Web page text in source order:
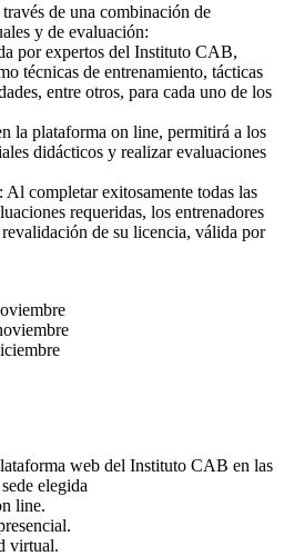
de una combinación de
y de evaluación:
por expertos del Instituto CAB,
técnicas de entrenamiento, tácticas
entre otros, para cada uno de los
la plataforma on line, permitirá a los
didácticos y realizar evaluaciones
completar exitosamente todas las
requeridas, los entrenadores
de su licencia, válida por
web del Instituto CAB en las
elegida
line.
virtual.